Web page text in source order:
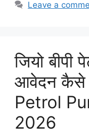
Leave a
जियो बीपी
आवेदन कैसे
Petrol
2026